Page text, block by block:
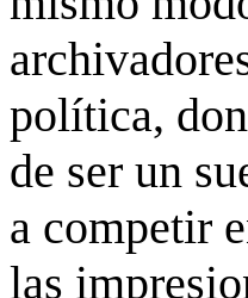
política,
de ser un
a competir
las